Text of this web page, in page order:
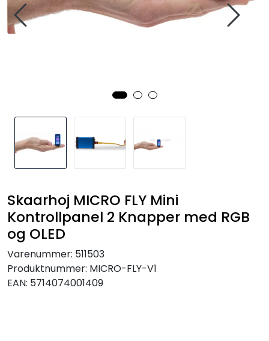
Skaarhoj MICRO FLY Mini
Kontrollpanel 2 Knapper med RGB
og OLED
Varenummer: 511503
Produktnummer: MICRO-FLY-V1
EAN: 5714074001409
AKTUELT